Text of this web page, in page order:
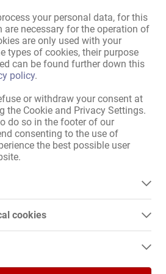
your personal data, for this
are necessary for the operation of
are only used with your
types of cookies, their purpose
can be found further down this
policy.
or withdraw your consent at
the Cookie and Privacy Settings.
do so in the footer of our
consenting to the use of
the best possible user
necessary for the operation of
cookies.
cookies
are cookies that are used to
understand how visitors interact with
более 10 лет, очень хорошо
много постоянных клиентов! Он
и обставлен
высоки, поскольку в
и до них можно быстро
а также из Майнца и Висбадена.
и санузел.
перед дверью.
телефону или электронной почте.
или вопросы, напишите мне, мы
своей коллеге!